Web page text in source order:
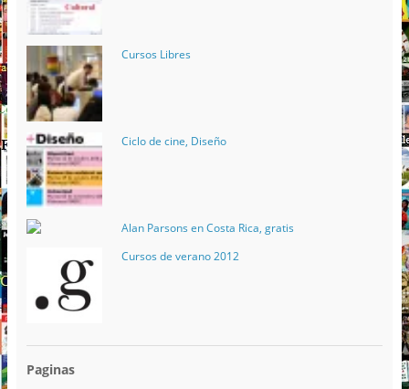
Cursos Libres
Ciclo de cine, Diseño
Alan Parsons en Costa Rica, gratis
Cursos de verano 2012
Paginas